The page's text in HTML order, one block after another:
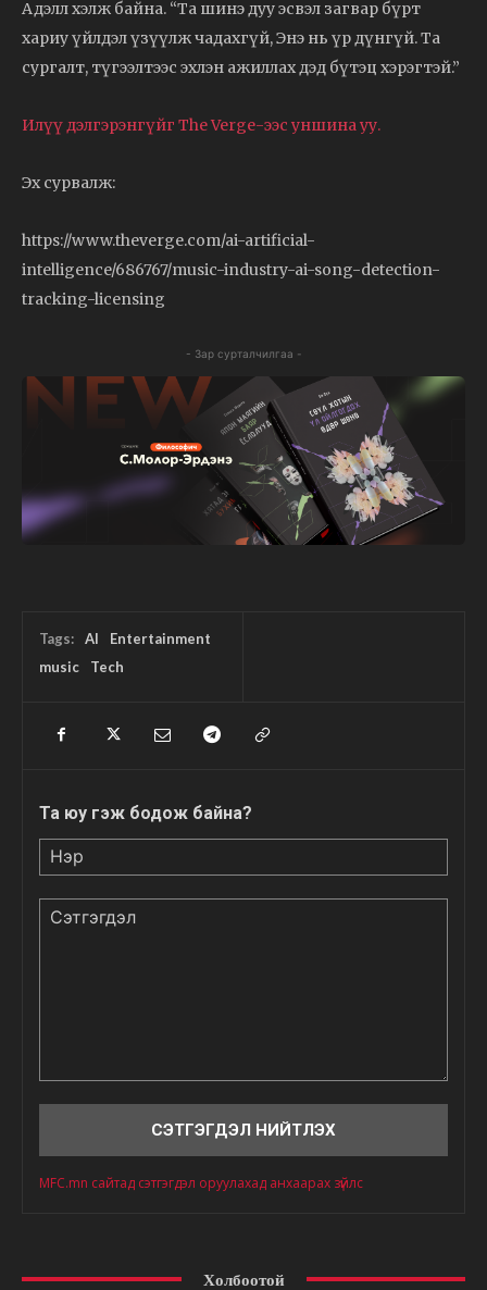
Адэлл хэлж байна. “Та шинэ дуу эсвэл загвар бүрт
хариу үйлдэл үзүүлж чадахгүй, Энэ нь үр дүнгүй. Та
сургалт, түгээлтээс эхлэн ажиллах дэд бүтэц хэрэгтэй.”
Илүү дэлгэрэнгүйг The Verge-ээс уншина уу.
Эх сурвалж:
https://www.theverge.com/ai-artificial-
intelligence/686767/music-industry-ai-song-detection-
tracking-licensing
- Зар сурталчилгаа -
Tags: AI
Entertainment
music
Tech
Та юу гэж бодож байна?
MFC.mn сайтад сэтгэгдэл оруулахад анхаарах зүйлс
Холбоотой